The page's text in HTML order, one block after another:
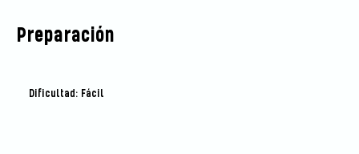
Preparación
Dificultad: Fácil